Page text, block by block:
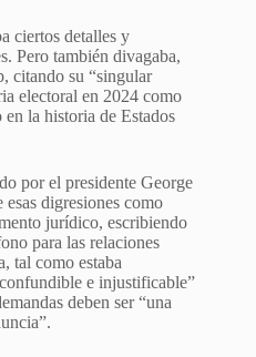
ciertos detalles y
Pero también divagaba,
citando su “singular
electoral en 2024 como
la historia de Estados
por el presidente George
digresiones como
jurídico, escribiendo
para las relaciones
tal como estaba
e injustificable”
deben ser “una